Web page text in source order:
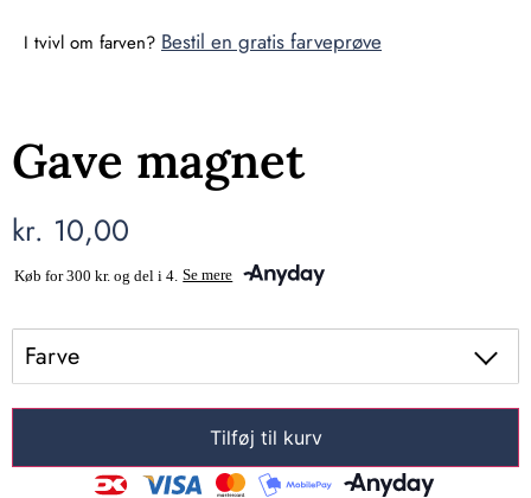
I tvivl om farven? Bestil en gratis farveprøve
Gave magnet
kr. 10,00
Farve
Tilføj til kurv